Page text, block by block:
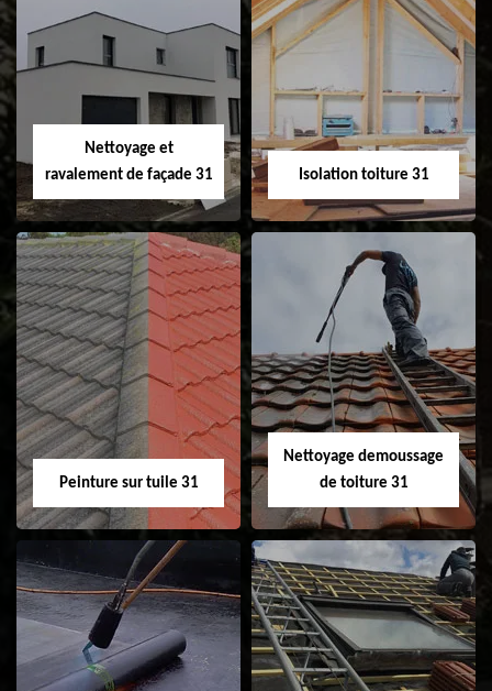
Pose et
changement de
fenêtre de toit et
Velux 31
Nettoyage et pose
Nettoyage et
ravalement de façade 31
Nettoyage et
ravalement de
façade 31
Isolation toiture 31
Isolation toiture 31
Peinture sur tuile 31
Peinture sur tuile
31
Nettoyage demoussage
de toiture 31
Nettoyage
demoussage de